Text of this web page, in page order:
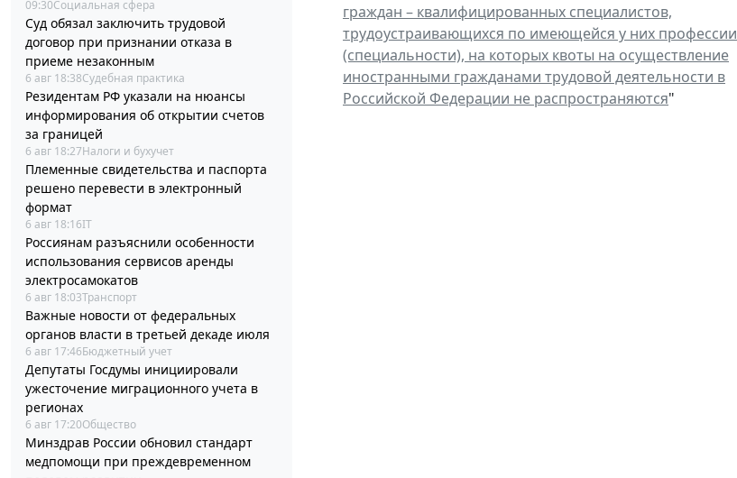
09:30Социальная сфера
Суд обязал заключить трудовой
договор при признании отказа в
приеме незаконным
6 авг 18:38Судебная практика
Резидентам РФ указали на нюансы
информирования об открытии счетов
за границей
6 авг 18:27Налоги и бухучет
Племенные свидетельства и паспорта
решено перевести в электронный
формат
6 авг 18:16IT
Россиянам разъяснили особенности
использования сервисов аренды
электросамокатов
6 авг 18:03Транспорт
Важные новости от федеральных
органов власти в третьей декаде июля
6 авг 17:46Бюджетный учет
Депутаты Госдумы инициировали
ужесточение миграционного учета в
регионах
6 авг 17:20Общество
Минздрав России обновил стандарт
медпомощи при преждевременном
граждан – квалифицированных специалистов,
трудоустраивающихся по имеющейся у них профессии
(специальности), на которых квоты на осуществление
иностранными гражданами трудовой деятельности в
Российской Федерации не распространяются"